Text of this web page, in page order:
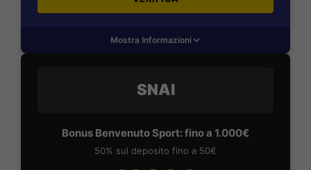
Mostra Informazioni
SNAI
Bonus Benvenuto Sport: fino a 1.000€
50% sul deposito fino a 50€